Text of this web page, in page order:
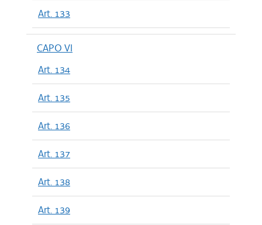
Art. 133
CAPO VI
Art. 134
Art. 135
Art. 136
Art. 137
Art. 138
Art. 139